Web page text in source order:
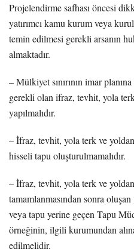
Projelendirme safhası öncesi
yatırımcı kamu kurum veya
temin edilmesi gerekli arsanın
almaktadır.
– Mülkiyet sınırının imar
gerekli olan ifraz, tevhit, yola
yapılmalıdır.
– İfraz, tevhit, yola terk ve yoldan
hisseli tapu oluşturulmamalıdır.
– İfraz, tevhit, yola terk ve yoldan
tamamlanmasından sonra
veya tapu yerine geçen Tapu
örneğinin, ilgili kurumundan
edilmelidir.